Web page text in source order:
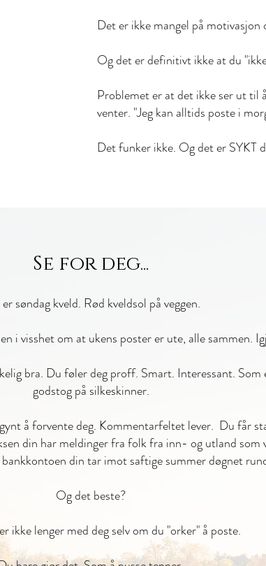
Det er ikke mangel på motivasjon
Og det er definitivt ikke at du
Problemet er at det ikke ser ut til
venter. "Jeg kan alltids poste i
Det funker ikke. Og det er SYKT
Se for deg...
søndag kveld. Rød kveldsol på veggen.
i visshet om at ukens poster er ute, alle sammen.
bra. Du føler deg proff. Smart. Interessant. Som
godstog på silkeskinner.
å forvente deg. Kommentarfeltet lever. Du får
din har meldinger fra folk fra inn- og utland som
din tar imot saftige summer døgnet
Og det beste?
ikke lenger med deg selv om du "orker" å poste.